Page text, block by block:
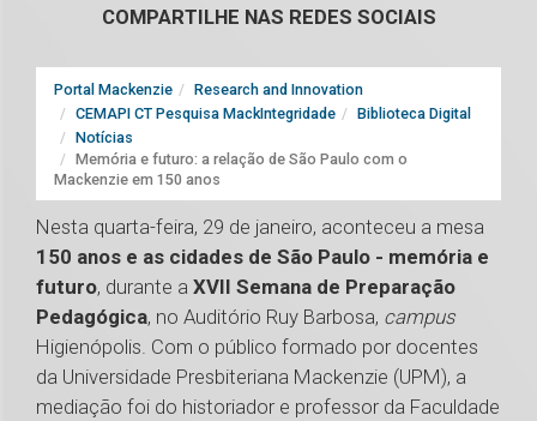
COMPARTILHE NAS REDES SOCIAIS
Portal Mackenzie
Research and Innovation
CEMAPI CT Pesquisa MackIntegridade
Biblioteca Digital
Notícias
Memória e futuro: a relação de São Paulo com o
Mackenzie em 150 anos
Nesta quarta-feira, 29 de janeiro, aconteceu a mesa
150 anos e as cidades de São Paulo - memória e
futuro, durante a XVII Semana de Preparação
Pedagógica, no Auditório Ruy Barbosa, campus
Higienópolis. Com o público formado por docentes
da Universidade Presbiteriana Mackenzie (UPM), a
mediação foi do historiador e professor da Faculdade